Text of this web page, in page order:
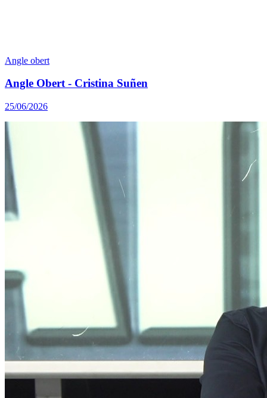
Angle obert
Angle Obert - Cristina Suñen
25/06/2026